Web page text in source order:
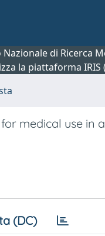
di
la piattaforma
medical use in
(DC)